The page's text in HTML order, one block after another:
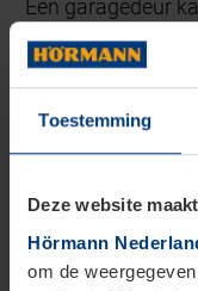
Toestemming
Deze website
Hörmann
om de
Een garagedeur
het straatbeeld.
klassieke en
sleutel. U kunt
warme houtlook
antraciet of grijs,
harmonieus